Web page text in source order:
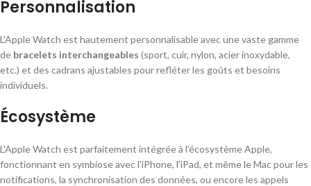
Personnalisation
L'Apple Watch est hautement personnalisable avec une vaste gamme
de bracelets interchangeables (sport, cuir, nylon, acier inoxydable,
etc.) et des cadrans ajustables pour refléter les goûts et besoins
individuels.
Écosystème
L'Apple Watch est parfaitement intégrée à l'écosystème Apple,
fonctionnant en symbiose avec l'iPhone, l'iPad, et même le Mac pour les
notifications, la synchronisation des données, ou encore les appels